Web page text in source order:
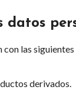
las
derivados.